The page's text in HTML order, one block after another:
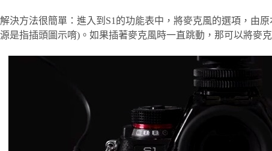
解決方法很簡單：進入到S1的功能表中，將麥克風的選項，由
源是指插頭圖示唷)。如果插著麥克風時一直跳動，那可以將麥